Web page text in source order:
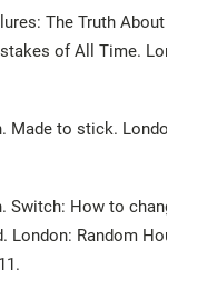
The Truth About the
of All Time.
Made to stick. London:
Switch: How to change
London: Random House